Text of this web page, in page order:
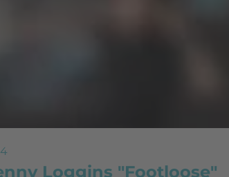
Loggins "Footloose"